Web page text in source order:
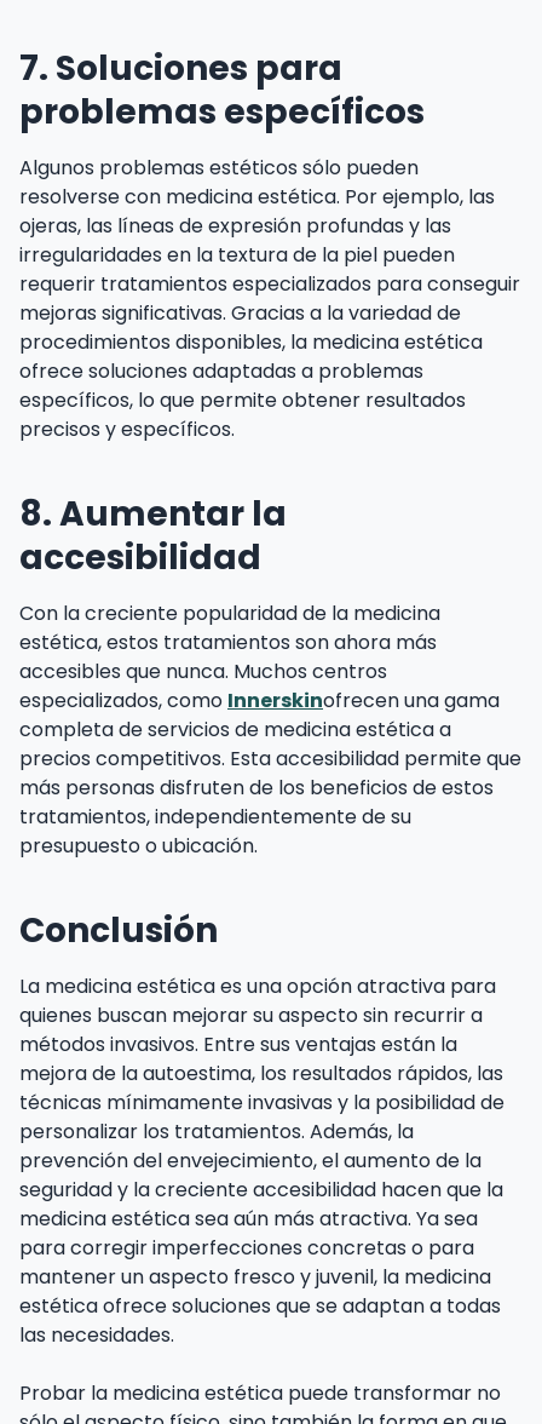
7. Soluciones para
problemas específicos
Algunos problemas estéticos sólo pueden
resolverse con medicina estética. Por ejemplo, las
ojeras, las líneas de expresión profundas y las
irregularidades en la textura de la piel pueden
requerir tratamientos especializados para conseguir
mejoras significativas. Gracias a la variedad de
procedimientos disponibles, la medicina estética
ofrece soluciones adaptadas a problemas
específicos, lo que permite obtener resultados
precisos y específicos.
8. Aumentar la
accesibilidad
Con la creciente popularidad de la medicina
estética, estos tratamientos son ahora más
accesibles que nunca. Muchos centros
especializados, como Innerskinofrecen una gama
completa de servicios de medicina estética a
precios competitivos. Esta accesibilidad permite que
más personas disfruten de los beneficios de estos
tratamientos, independientemente de su
presupuesto o ubicación.
Conclusión
La medicina estética es una opción atractiva para
quienes buscan mejorar su aspecto sin recurrir a
métodos invasivos. Entre sus ventajas están la
mejora de la autoestima, los resultados rápidos, las
técnicas mínimamente invasivas y la posibilidad de
personalizar los tratamientos. Además, la
prevención del envejecimiento, el aumento de la
seguridad y la creciente accesibilidad hacen que la
medicina estética sea aún más atractiva. Ya sea
para corregir imperfecciones concretas o para
mantener un aspecto fresco y juvenil, la medicina
estética ofrece soluciones que se adaptan a todas
las necesidades.
Probar la medicina estética puede transformar no